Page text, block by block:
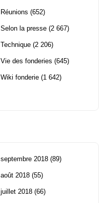
Réunions (652)
Selon la presse (2 667)
Technique (2 206)
Vie des fonderies (645)
Wiki fonderie (1 642)
septembre 2018 (89)
août 2018 (55)
juillet 2018 (66)